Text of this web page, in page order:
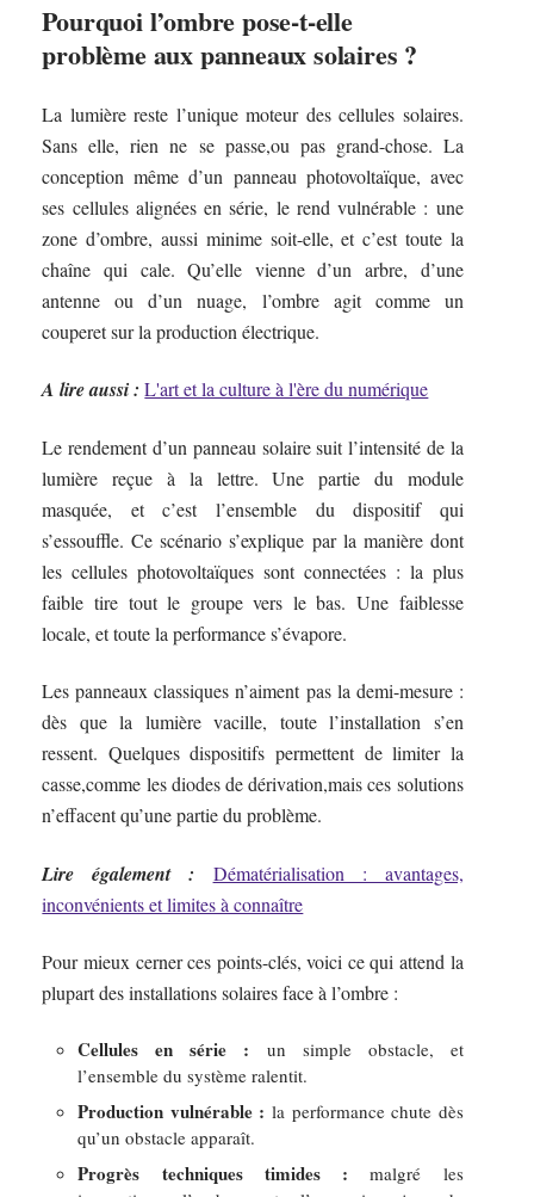
Pourquoi l’ombre pose-t-elle
problème aux panneaux solaires ?
La lumière reste l’unique moteur des cellules solaires.
Sans elle, rien ne se passe,ou pas grand-chose. La
conception même d’un panneau photovoltaïque, avec
ses cellules alignées en série, le rend vulnérable : une
zone d’ombre, aussi minime soit-elle, et c’est toute la
chaîne qui cale. Qu’elle vienne d’un arbre, d’une
antenne ou d’un nuage, l’ombre agit comme un
couperet sur la production électrique.
A lire aussi : L'art et la culture à l'ère du numérique
Le rendement d’un panneau solaire suit l’intensité de la
lumière reçue à la lettre. Une partie du module
masquée, et c’est l’ensemble du dispositif qui
s’essouffle. Ce scénario s’explique par la manière dont
les cellules photovoltaïques sont connectées : la plus
faible tire tout le groupe vers le bas. Une faiblesse
locale, et toute la performance s’évapore.
Les panneaux classiques n’aiment pas la demi-mesure :
dès que la lumière vacille, toute l’installation s’en
ressent. Quelques dispositifs permettent de limiter la
casse,comme les diodes de dérivation,mais ces solutions
n’effacent qu’une partie du problème.
Lire également :
Dématérialisation : avantages,
inconvénients et limites à connaître
Pour mieux cerner ces points-clés, voici ce qui attend la
plupart des installations solaires face à l’ombre :
Cellules en série : un simple obstacle, et
l’ensemble du système ralentit.
Production vulnérable : la performance chute dès
qu’un obstacle apparaît.
Progrès techniques timides : malgré les